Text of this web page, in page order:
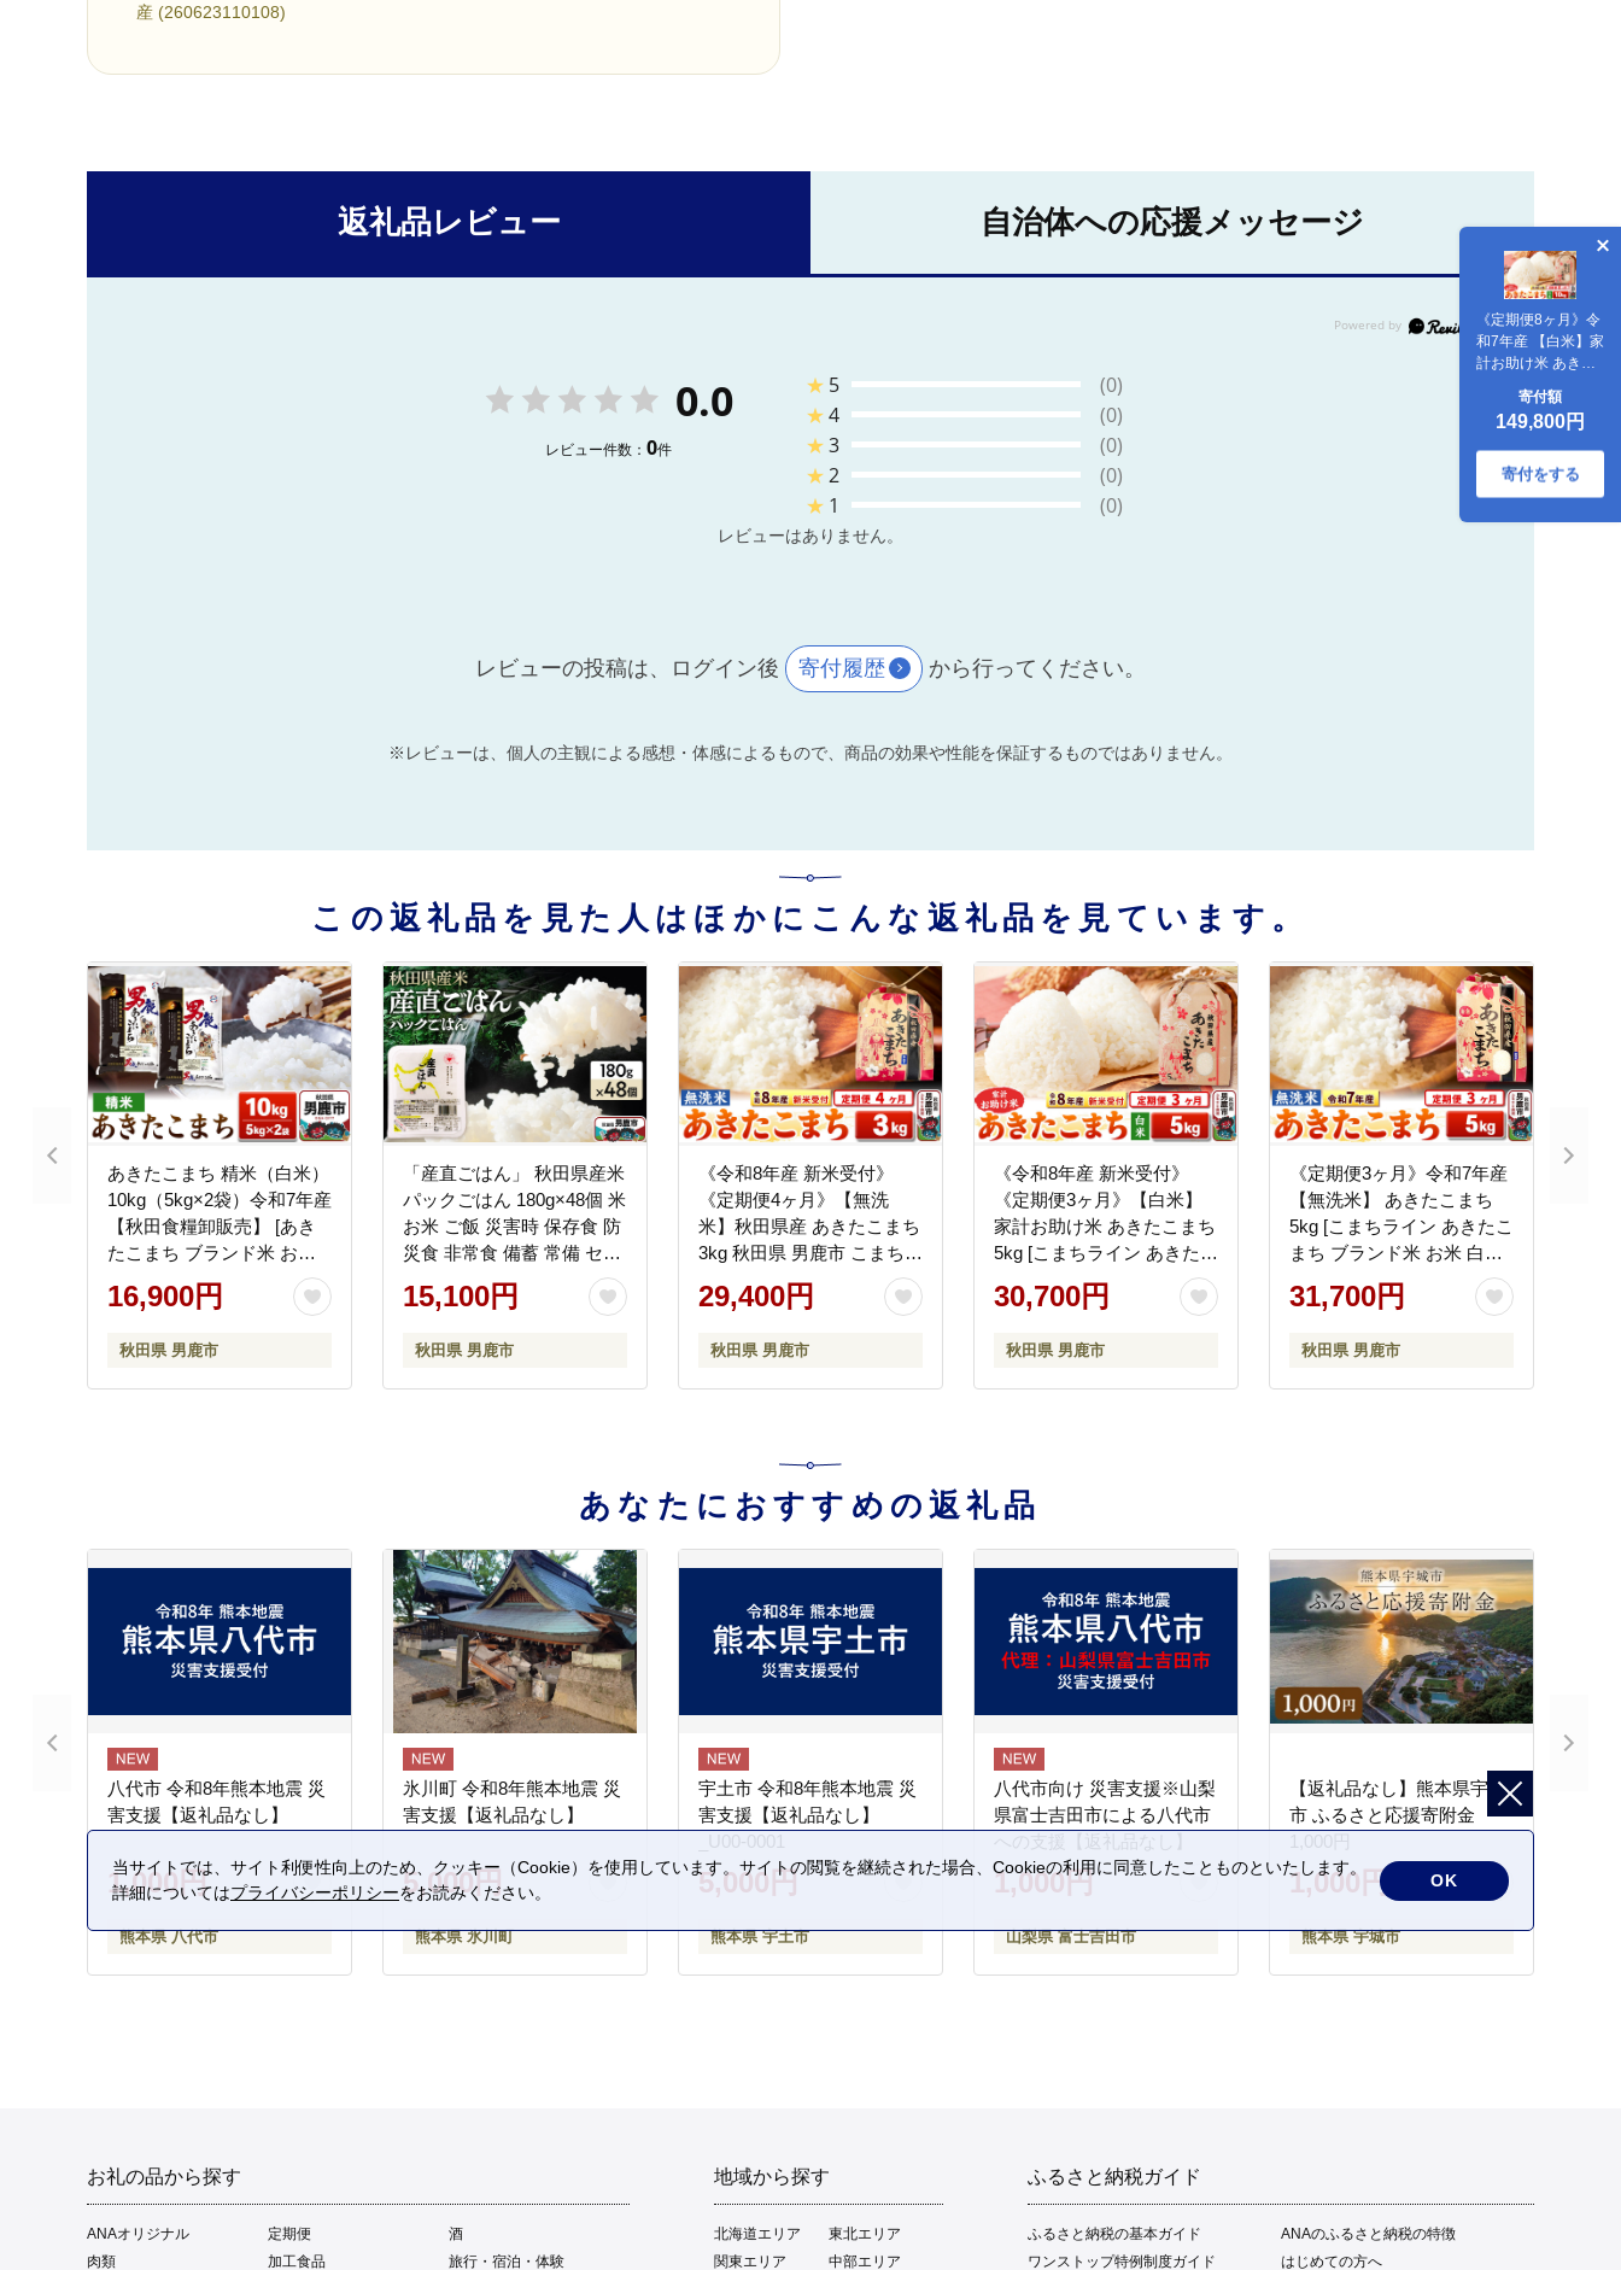
産 (260623110108)
《定期便8ヶ月》令
和7年産 【白米】家
計お助け米 あきた
10kg（5kg×2袋）
[こまちライン あき
たこまち ブランド
米 お米 白米 精米
米どころ 秋田 秋田
寄付額
149,800円
寄付をする
返礼品レビュー 自治体への応援メッセージ
0.0
レビュー件数： 0件
★ 5
(0)
★4
(0)
★3
(0)
★2
(0)
★ 1 (0)
レビューはありません。
レビューの投稿は、ログイン後 寄付履歴 から行ってください。
※レビューは、個人の主観による感想・体感によるもので、商品の効果や性能を保証するものではありません。
この返礼品を見た人はほかにこんな返礼品を見ています。
あきたこまち 精米（白米）
10kg（5kg×2袋）令和7年産
【秋田食糧卸販売】 [あき
たこまち ブランド米 お米
白米 精米 米どころ 秋田 秋
田県産]
16,900円
秋田県 男鹿市
「産直ごはん」 秋田県産米
パックごはん 180g×48個 米
お米 ご飯 災害時 保存食 防
災食 非常食 備蓄 常備 セッ
ト パックライス
15,100円
秋田県 男鹿市
《令和8年産 新米受付》
《定期便4ヶ月》【無洗
米】秋田県産 あきたこまち
3kg 秋田県 男鹿市 こまちラ
イン [こまちライン あきた
こまち ブランド米 お米 白
田 秋田県産 新米 先行受付]
29,400円
秋田県 男鹿市
《令和8年産 新米受付》
《定期便3ヶ月》【白米】
家計お助け米 あきたこまち
5kg [こまちライン あきたこ
まち ブレンド米 お米 白米
精米 米どころ 秋田 秋田県
30,700円
秋田県 男鹿市
《定期便3ヶ月》令和7年産
【無洗米】 あきたこまち
5kg [こまちライン あきたこ
まち ブランド米 お米 白米
精米 無洗米 米どころ 秋田
秋田県産]
31,700円
秋田県 男鹿市
あなたにおすすめの返礼品
八代市 令和8年熊本地震 災
害支援【返礼品なし】
1,000円
熊本県 八代市
氷川町 令和8年熊本地震 災
害支援【返礼品なし】
5,000円
熊本県 氷川町
宇土市 令和8年熊本地震 災
害支援【返礼品なし】
_U00-0001
5,000円
熊本県 宇土市
八代市向け 災害支援※山梨
県富士吉田市による八代市
への支援【返礼品なし】
1,000円
山梨県 富士吉田市
【返礼品なし】熊本県宇城
市 ふるさと応援寄附金
1,000円
1,000円
熊本県 宇城市
お礼の品から探す
ANAオリジナル 定期便
酒
肉類
加工食品 旅行・宿泊・体験
地域から探す
北海道エリア
東北エリア
関東エリア
中部エリア
ふるさと納税ガイド
ふるさと納税の基本ガイド
ANAのふるさと納税の特徴
ワンストップ特例制度ガイド
はじめての方へ
当サイトでは、サイト利便性向上のため、クッキー（Cookie）を使用しています。サイトの閲覧を継続された場合、Cookieの利用に同意したことものといたします。
詳細についてはプライバシーポリシーをお読みください。
OK